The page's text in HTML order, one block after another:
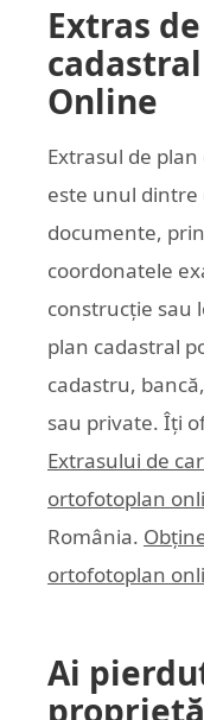
Extras
Online
Extrasul de
este unul dintre
documente,
coordonatele
construcție sau
plan cadastral
cadastru,
sau private. Îți
Extrasului de
ortofotoplan
România.
ortofotoplan
Ai